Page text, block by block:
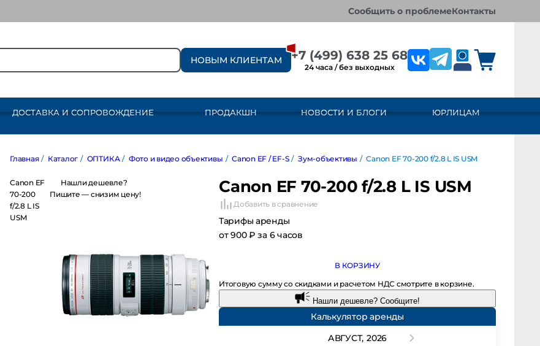
сообщить о проблеме контакты
НОВЫМ КЛИЕНТАМ +7 (499) 638 25 68
24 часа / без выходных
ДОСТАВКА И СОПРОВОЖДЕНИЕ ПРОДАКШН НОВОСТИ И БЛОГИ ЮРЛИЦАМ
Главная / Каталог / ОПТИКА / Фото и видео объективы / Canon EF / EF-S / Зум-объективы / Canon EF 70-200 f/2.8 L IS USM
Canon EF 70-
200 f/2.8 L IS
USM
Нашли дешевле?
Пишите — снизим цену!
Canon EF 70-200 f/2.8 L IS USM
Добавить в сравнение
Тарифы аренды
от 900 ₽ за 6 часов
В КОРЗИНУ
Итоговую сумму со скидками и расчетом НДС смотрите в корзине.
Нашли дешевле? Сообщите!
Калькулятор аренды
АВГУСТ, 2026